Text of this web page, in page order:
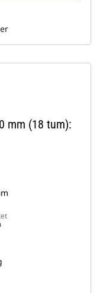
mm (18 tum):